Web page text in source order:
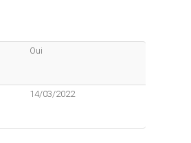
Oui
14/03/2022